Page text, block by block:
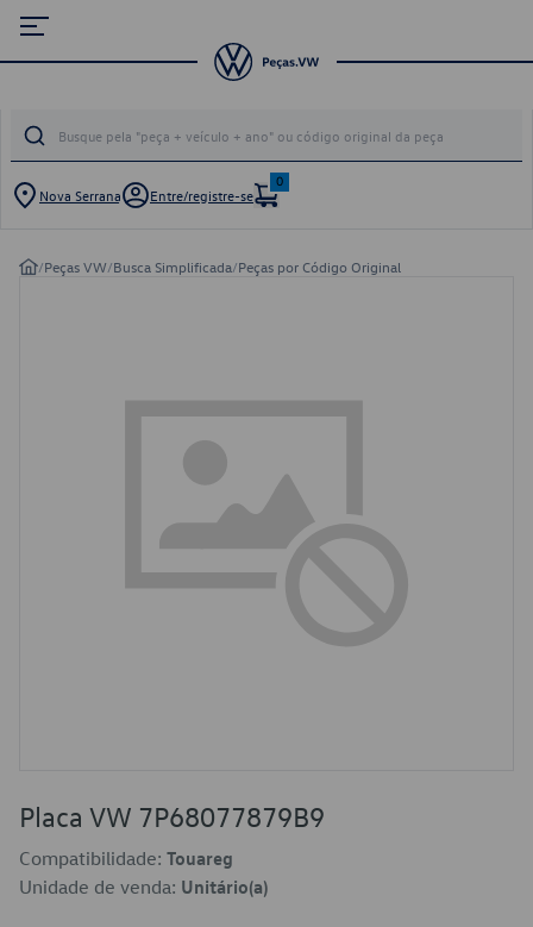
Nova Serrana Entre/registre-se
0
/Peças VW/Busca Simplificada/Peças por Código Original
Placa VW 7P68077879B9
Compatibilidade: Touareg
Unidade de venda: Unitário(a)